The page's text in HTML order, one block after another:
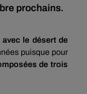
prochains.
avec le désert de
puisque pour
de trois